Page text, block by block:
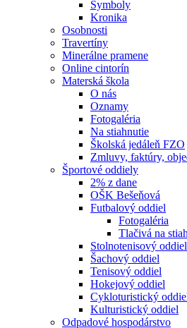
Symboly
Kronika
Osobnosti
Travertíny
Minerálne pramene
Online cintorín
Materská škola
O nás
Oznamy
Fotogaléria
Na stiahnutie
Školská jedáleň FZO
Zmluvy, faktúry,
Športové oddiely
2% z dane
OŠK Bešeňová
Futbalový oddiel
Fotogaléria
Tlačivá na
Stolnotenisový oddiel
Šachový oddiel
Tenisový oddiel
Hokejový oddiel
Cykloturistický
Kulturistický oddiel
Odpadové hospodárstvo